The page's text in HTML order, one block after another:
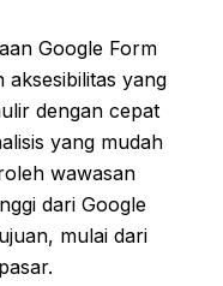
Google Form
yang
dengan cepat
yang mudah
wawasan
dari Google
mulai dari